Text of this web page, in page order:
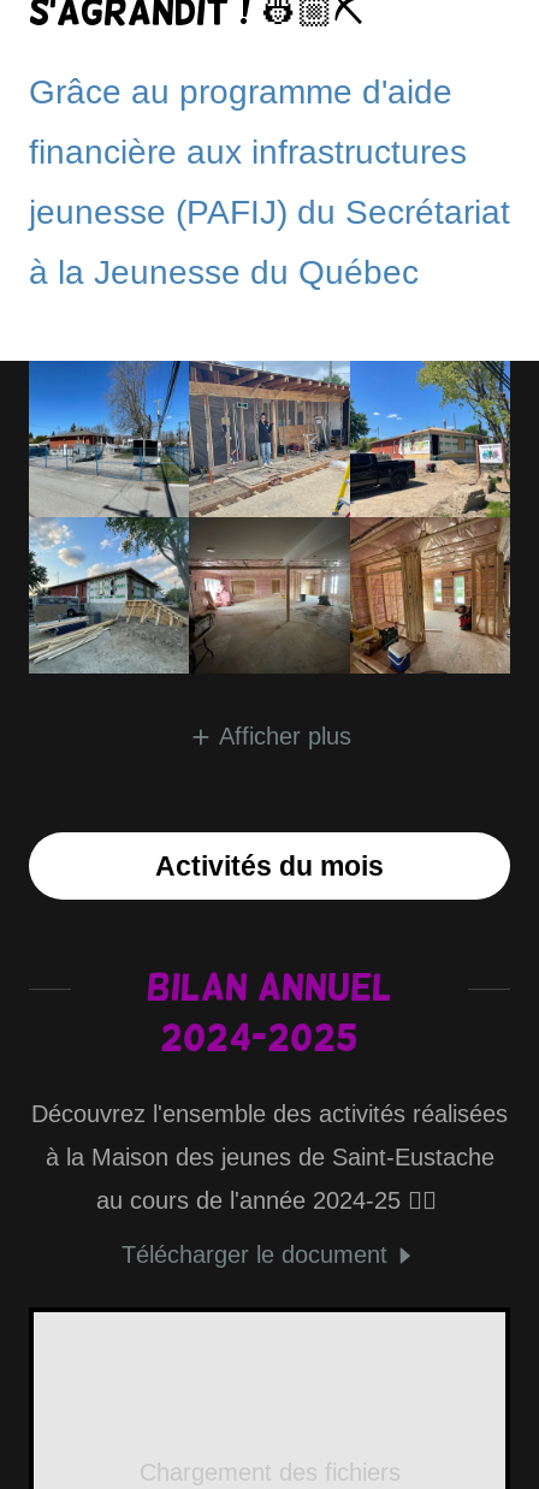
s'agrandit ! 👷🏼⛏️
Grâce au programme d'aide
financière aux infrastructures
jeunesse (PAFIJ) du Secrétariat
à la Jeunesse du Québec
Afficher plus
Activités du mois
Bilan annuel
2024-2025 )
Découvrez l'ensemble des activités réalisées
à la Maison des jeunes de Saint-Eustache
au cours de l'année 2024-25 ✍🏼
Télécharger le document
Chargement des fichiers